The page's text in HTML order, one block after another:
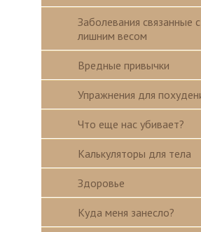
Заболевания связанные с
лишним весом
Вредные привычки
Упражнения для
Что еще нас убивает?
Калькуляторы для тела
Здоровье
Куда меня занесло?